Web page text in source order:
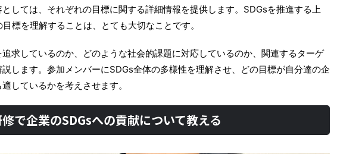
しては、それぞれの目標に関する詳細情報を提供します。SDGsを推進する上
標を理解することは、とても大切なことです。
求しているのか、どのような社会的課題に対応しているのか、関連するターゲ
説します。参加メンバーにSDGs全体の多様性を理解させ、どの目標が自分達の企
しているかを考えさせます。
で企業のSDGsへの貢献について教える